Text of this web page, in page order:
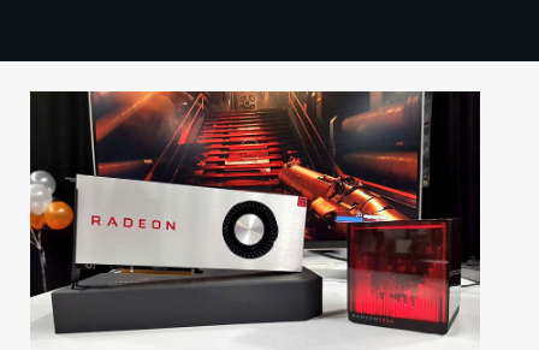
TECHBBS
HINTA.FI
KAUPPA
VAIHDA TEEMA